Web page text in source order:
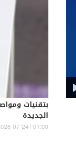
الجديدة
01:00 | 2026-07-24